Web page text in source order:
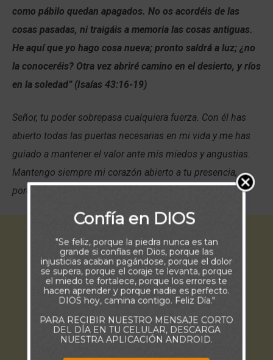
como pábilo quedan apagados. No os acordéis de las
cosas pasadas, ni traigáis a memoria las cosas antiguas.
He aquí que yo hago cosa nueva; pronto saldrá a luz; ¿no
la conoceréis? Otra vez abriré camino en el desierto, y ríos
en la soledad” (Isaías 43:16-19)
Señor, tu poder sobrepasa cualquiera fuerza. Con él has
abierto todas las puertas necesarias en mi vida y me has
guiado a mantener el valor ante mis miedos y angustias.
Mantengo siempre mi corazón abierto a tu presencia,
porque sé que tu amor nunca me abandonará. Amén.
Confía en DIOS
"Se feliz, porque la piedra nunca es tan
grande si confías en Dios, porque las
injusticias acaban pagándose, porque el dolor
se supera, porque el coraje te levanta, porque
el miedo te fortalece, porque los errores te
hacen aprender y porque nadie es perfecto.
DIOS hoy, camina contigo. Feliz Día."
PARA RECIBIR NUESTRO MENSAJE CORTO
DEL DÍA EN TU CELULAR, DESCARGA
NUESTRA APLICACIÓN ANDROID.